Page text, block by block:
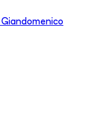
Giandomenico